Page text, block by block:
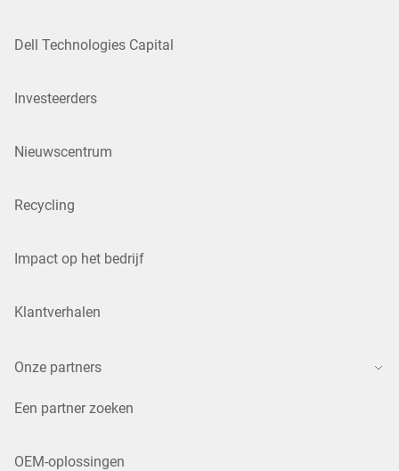
Dell Technologies Capital
Investeerders
Nieuwscentrum
Recycling
Impact op het bedrijf
Klantverhalen
Onze partners
Een partner zoeken
OEM-oplossingen